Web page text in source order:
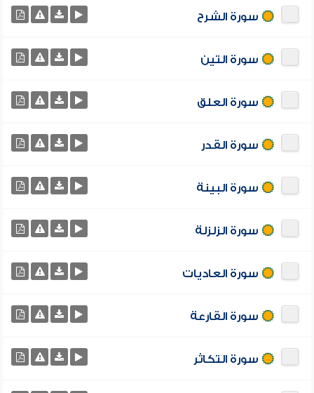
سورة الشرح
سورة التين
سورة العلق
سورة القدر
سورة البينة
سورة الزلزلة
سورة العاديات
سورة القارعة
سورة التكاثر